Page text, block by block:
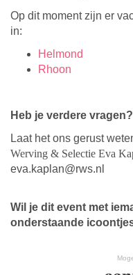
Op dit moment zijn er
in:
Helmond
Rhoon
Heb je verdere vragen?
Laat het ons gerust
Werving & Selectie Eva
eva.kaplan@rws.nl
Wil je dit event met
onderstaande